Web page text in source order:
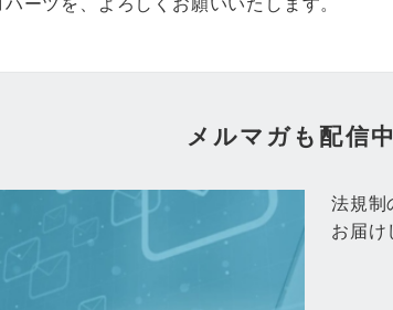
メルマガも配信
法規制
お届け